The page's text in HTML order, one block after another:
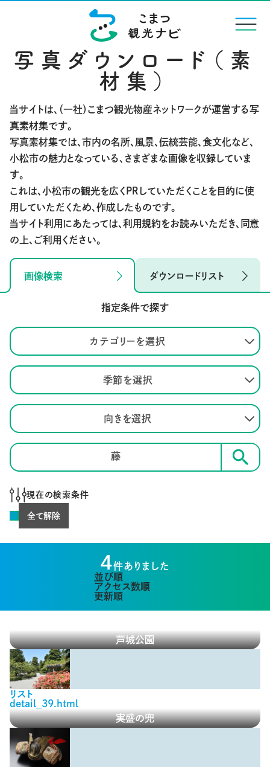
menu
写真ダウンロード（素
材集）
当サイトは、（一社）こまつ観光物産ネットワークが運営する写
真素材集です。
写真素材集では、市内の名所、風景、伝統芸能、食文化など、
小松市の魅力となっている、さまざまな画像を収録していま
す。
これは、小松市の観光を広くＰＲしていただくことを目的に使
用していただくため、作成したものです。
当サイト利用にあたっては、利用規約をお読みいただき、同意
の上、ご利用ください。
画像検索 ダウンロードリスト
指定条件で探す
カテゴリーを選択
季節を選択
向きを選択
検索
現在の検索条件
藤 全て解除
4件ありました
並び順
アクセス数順
更新順
芦城公園
リスト
detail_39.html
実盛の兜